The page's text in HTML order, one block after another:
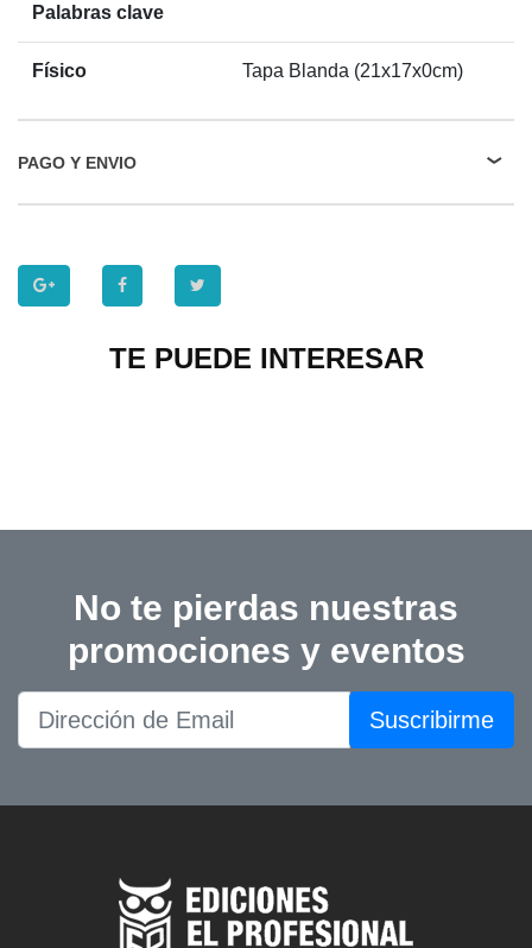
Palabras clave
Físico Tapa Blanda (21x17x0cm)
PAGO Y ENVIO
TE PUEDE INTERESAR
No te pierdas nuestras
promociones y eventos
Suscribirme